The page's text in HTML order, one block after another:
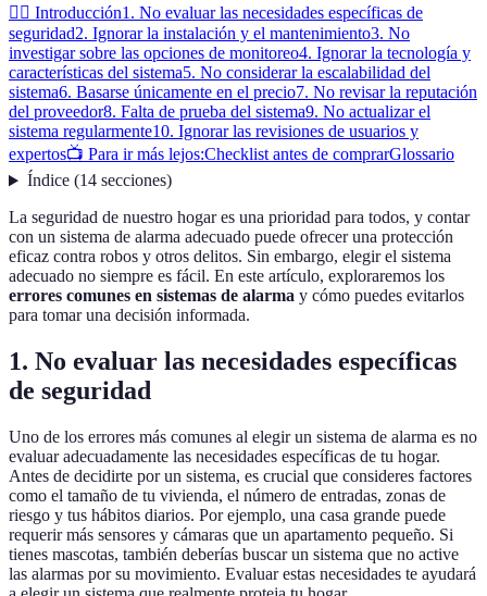
👮‍♂️ Introducción1. No evaluar las necesidades específicas de
seguridad2. Ignorar la instalación y el mantenimiento3. No
investigar sobre las opciones de monitoreo4. Ignorar la tecnología y
características del sistema5. No considerar la escalabilidad del
sistema6. Basarse únicamente en el precio7. No revisar la reputación
del proveedor8. Falta de prueba del sistema9. No actualizar el
sistema regularmente10. Ignorar las revisiones de usuarios y
expertos📺 Para ir más lejos:Checklist antes de comprarGlossario
Índice(14 secciones)
La seguridad de nuestro hogar es una prioridad para todos, y contar
con un sistema de alarma adecuado puede ofrecer una protección
eficaz contra robos y otros delitos. Sin embargo, elegir el sistema
adecuado no siempre es fácil. En este artículo, exploraremos los
errores comunes en sistemas de alarma y cómo puedes evitarlos
para tomar una decisión informada.
1. No evaluar las necesidades específicas
de seguridad
Uno de los errores más comunes al elegir un sistema de alarma es no
evaluar adecuadamente las necesidades específicas de tu hogar.
Antes de decidirte por un sistema, es crucial que consideres factores
como el tamaño de tu vivienda, el número de entradas, zonas de
riesgo y tus hábitos diarios. Por ejemplo, una casa grande puede
requerir más sensores y cámaras que un apartamento pequeño. Si
tienes mascotas, también deberías buscar un sistema que no active
las alarmas por su movimiento. Evaluar estas necesidades te ayudará